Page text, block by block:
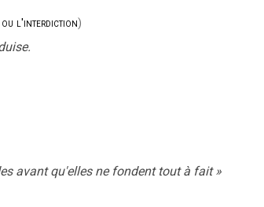
ou l'interdiction)
avant qu'elles ne fondent tout à fait »